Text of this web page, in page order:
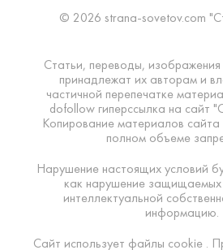
© 2026 strana-sovetov.com
Статьи, переводы,
принадлежат их авторам и
частичной перепечатке
dofollow гиперссылка на сайт
Копирование материалов
полном объеме
Нарушение настоящих условий
как нарушение защищаемых
интеллектуальной
информацию.
Сайт использует файлы cookie .